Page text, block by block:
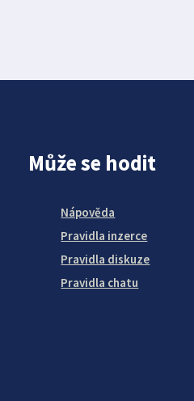
Může se hodit
Nápověda
Pravidla inzerce
Pravidla diskuze
Pravidla chatu